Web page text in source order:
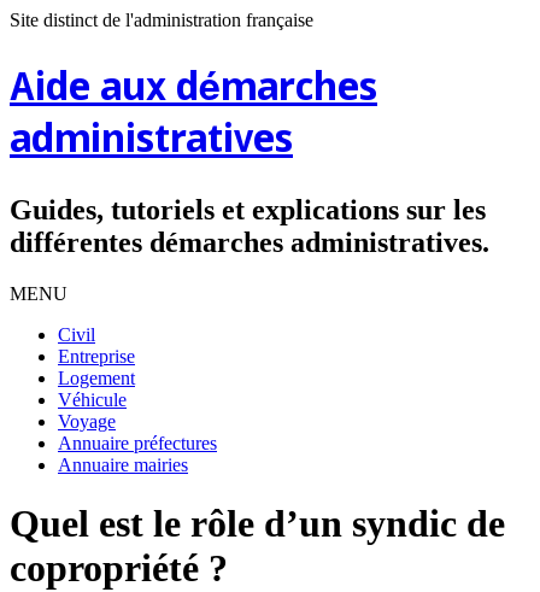
Site distinct de l'administration française
Aide aux démarches
administratives
Guides, tutoriels et explications sur les
différentes démarches administratives.
MENU
Civil
Entreprise
Logement
Véhicule
Voyage
Annuaire préfectures
Annuaire mairies
Quel est le rôle d’un syndic de
copropriété ?